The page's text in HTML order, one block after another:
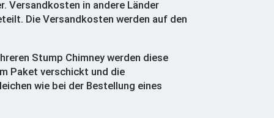
Versandkosten in andere Länder
Die Versandkosten werden auf den
Stump Chimney werden diese
Paket verschickt und die
wie bei der Bestellung eines